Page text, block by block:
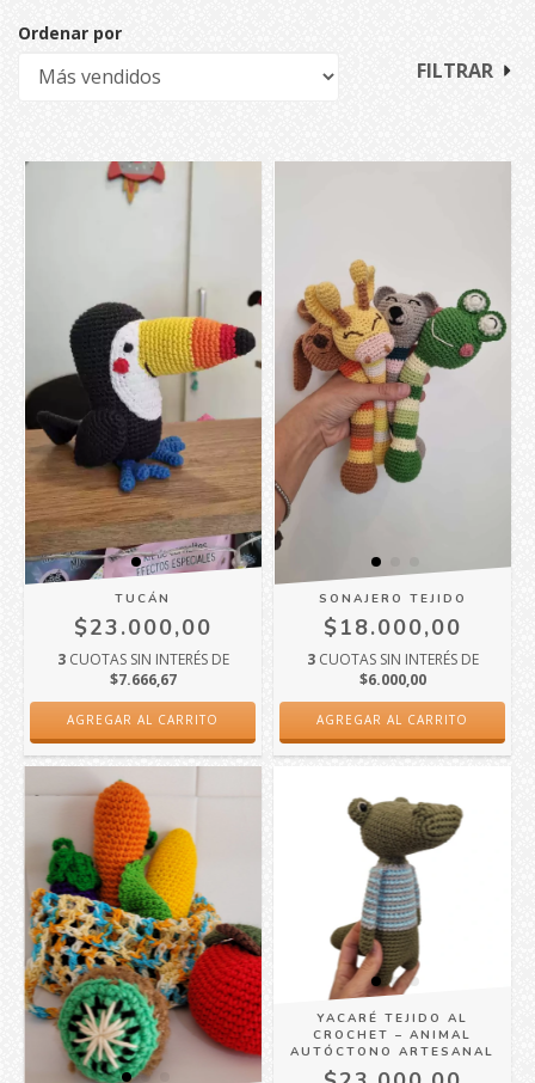
Ordenar por
FILTRAR
TUCÁN
$23.000,00
3 CUOTAS SIN INTERÉS DE
$7.666,67
SONAJERO TEJIDO
$18.000,00
3 CUOTAS SIN INTERÉS DE
$6.000,00
YACARÉ TEJIDO AL
CROCHET – ANIMAL
AUTÓCTONO ARTESANAL